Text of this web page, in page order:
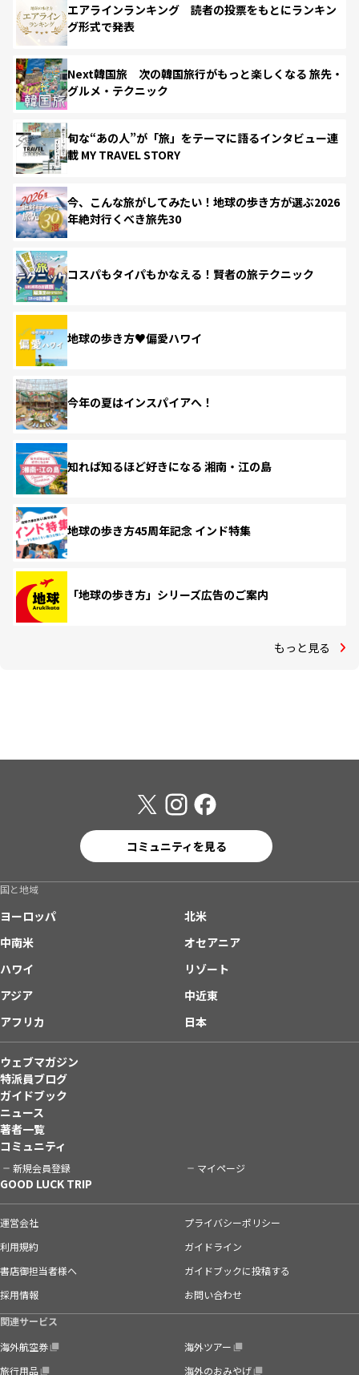
エアラインランキング 読者の投票をもとにランキン
グ形式で発表
Next韓国旅 次の韓国旅行がもっと楽しくなる 旅先・
グルメ・テクニック
旬な“あの人”が「旅」をテーマに語るインタビュー連
載 MY TRAVEL STORY
今、こんな旅がしてみたい！地球の歩き方が選ぶ2026
年絶対行くべき旅先30
コスパもタイパもかなえる！賢者の旅テクニック
地球の歩き方♥偏愛ハワイ
今年の夏はインスパイアへ！
知れば知るほど好きになる 湘南・江の島
地球の歩き方45周年記念 インド特集
「地球の歩き方」シリーズ広告のご案内
もっと見る
コミュニティを見る
国と地域
ヨーロッパ
北米
中南米
オセアニア
ハワイ
リゾート
アジア
中近東
アフリカ
日本
ウェブマガジン
特派員ブログ
ガイドブック
ニュース
著者一覧
コミュニティ
新規会員登録 マイページ
GOOD LUCK TRIP
運営会社
プライバシーポリシー
利用規約
ガイドライン
書店御担当者様へ
ガイドブックに投稿する
採用情報
お問い合わせ
関連サービス
海外航空券
海外ツアー
旅行用品
海外のおみやげ